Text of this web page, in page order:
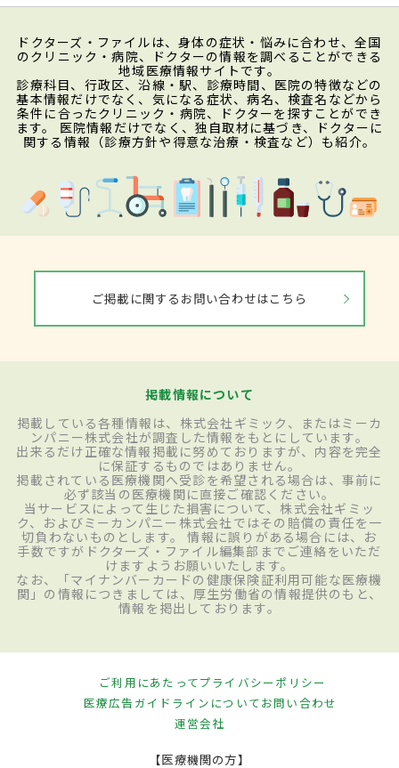
ドクターズ・ファイルは、身体の症状・悩みに合わせ、全国
のクリニック・病院、ドクターの情報を調べることができる
地域医療情報サイトです。
診療科目、行政区、沿線・駅、診療時間、医院の特徴などの
基本情報だけでなく、気になる症状、病名、検査名などから
条件に合ったクリニック・病院、ドクターを探すことができ
ます。 医院情報だけでなく、独自取材に基づき、ドクターに
関する情報（診療方針や得意な治療・検査など）も紹介。
ご掲載に関するお問い合わせはこちら
掲載情報について
掲載している各種情報は、株式会社ギミック、またはミーカ
ンパニー株式会社が調査した情報をもとにしています。
出来るだけ正確な情報掲載に努めておりますが、内容を完全
に保証するものではありません。
掲載されている医療機関へ受診を希望される場合は、事前に
必ず該当の医療機関に直接ご確認ください。
当サービスによって生じた損害について、株式会社ギミッ
ク、およびミーカンパニー株式会社ではその賠償の責任を一
切負わないものとします。 情報に誤りがある場合には、お
手数ですがドクターズ・ファイル編集部までご連絡をいただ
けますようお願いいたします。
なお、「マイナンバーカードの健康保険証利用可能な医療機
関」の情報につきましては、厚生労働省の情報提供のもと、
情報を掲出しております。
ご利用にあたってプライバシーポリシー
医療広告ガイドラインについてお問い合わせ
運営会社
【医療機関の方】